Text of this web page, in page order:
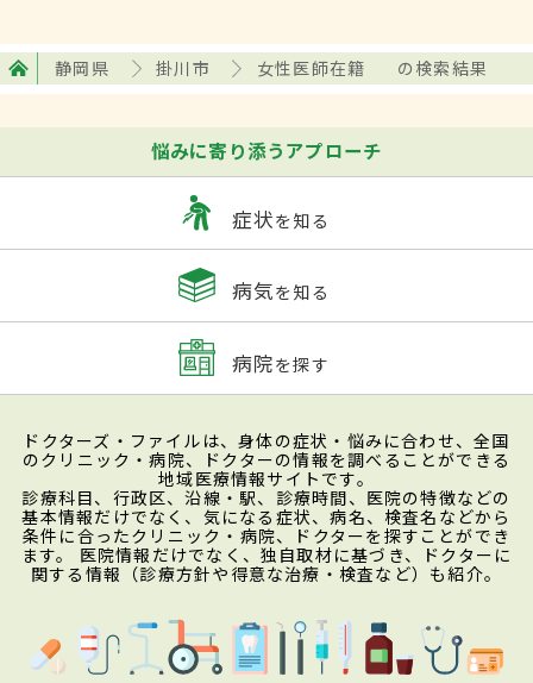
静岡県 掛川市 女性医師在籍 の検索結果
悩みに寄り添うアプローチ
症状を知る
病気を知る
病院を探す
ドクターズ・ファイルは、身体の症状・悩みに合わせ、全国
のクリニック・病院、ドクターの情報を調べることができる
地域医療情報サイトです。
診療科目、行政区、沿線・駅、診療時間、医院の特徴などの
基本情報だけでなく、気になる症状、病名、検査名などから
条件に合ったクリニック・病院、ドクターを探すことができ
ます。 医院情報だけでなく、独自取材に基づき、ドクターに
関する情報（診療方針や得意な治療・検査など）も紹介。